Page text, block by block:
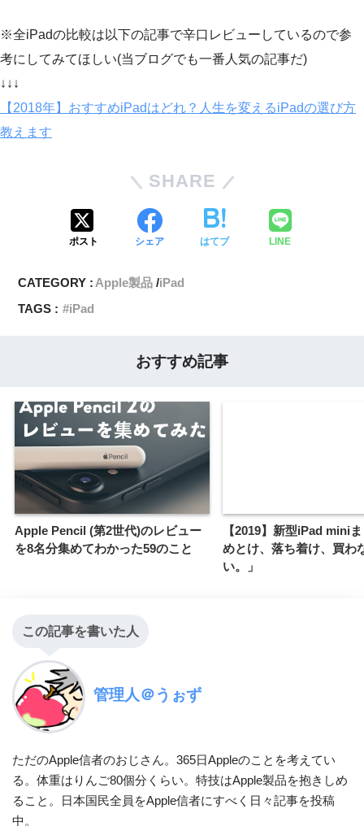
※全iPadの比較は以下の記事で辛口レビューしているので参
考にしてみてほしい(当ブログでも一番人気の記事だ)
↓↓↓
【2018年】おすすめiPadはどれ？人生を変えるiPadの選び方
教えます
SHARE
ポスト シェア はてブ LINE
CATEGORY : Apple製品 iPad
TAGS :
iPad
おすすめ記事
Apple Pencil (第2世代)のレビュー
を8名分集めてわかった59のこと
【2019】新型iPad mini
めとけ、落ち着け、買わ
い。」
この記事を書いた人
管理人＠うぉず
ただのApple信者のおじさん。365日Appleのことを考えてい
る。体重はりんご80個分くらい。特技はApple製品を抱きしめ
ること。日本国民全員をApple信者にすべく日々記事を投稿
中。